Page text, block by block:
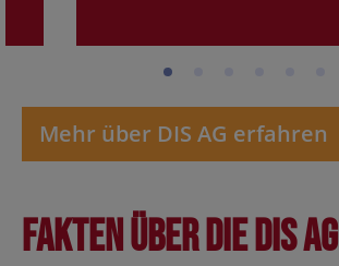
Mehr über DIS AG erfahren
Fakten über die DIS AG